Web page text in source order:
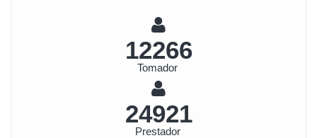
13681
Tomador
27797
Prestador